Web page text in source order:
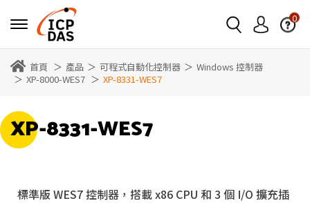
0
首頁 產品 可程式自動化控制器
Windows 控制器
XP-8000-WES7
XP-8331-WES7
XP-8331-WES7
標準版 WES7 控制器，搭載 x86 CPU 和 3 個 I/O 擴充插